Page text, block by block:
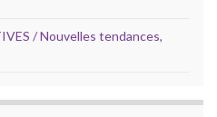
/ Nouvelles tendances,